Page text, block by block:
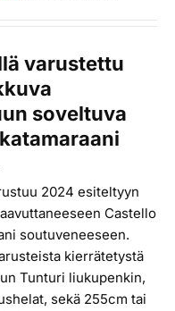
€. 990,00 €.
varustettu
soveltuva
2024 esiteltyyn
Castello
soutuveneeseen.
kierrätetystä
Tunturi liukupenkin,
sekä 255cm tai